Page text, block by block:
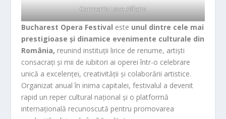
Carmen’s Love Affairs
Bucharest Opera Festival este unul dintre cele mai
prestigioase și dinamice evenimente culturale din
România, reunind instituții lirice de renume, artiști
consacrați și mii de iubitori ai operei într-o celebrare
unică a excelenței, creativității și colaborării artistice.
Organizat anual în inima capitalei, festivalul a devenit
rapid un reper cultural național și o platformă
internațională recunoscută pentru promovarea